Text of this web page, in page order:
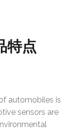
特点
automobiles is
sensors are